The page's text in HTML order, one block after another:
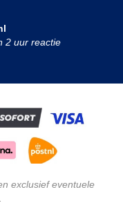
2 uur reactie
exclusief eventuele